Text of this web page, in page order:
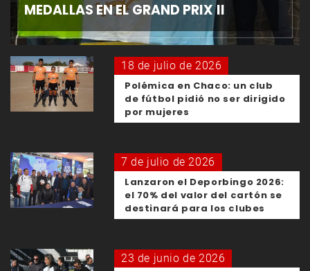
MEDALLAS EN EL GRAND PRIX II
18 de julio de 2026
Polémica en Chaco: un club
de fútbol pidió no ser dirigido
por mujeres
7 de julio de 2026
Lanzaron el Deporbingo 2026:
el 70% del valor del cartón se
destinará para los clubes
23 de junio de 2026